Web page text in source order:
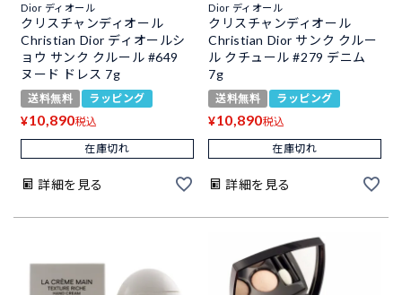
Dior ディオール
クリスチャンディオール
Christian Dior ディオールシ
ョウ サンク クルール #649
ヌード ドレス 7g
送料無料 ラッピング
¥10,890税込
在庫切れ
詳細を見る
Dior ディオール
クリスチャンディオール
Christian Dior サンク クルー
ル クチュール #279 デニム
7g
送料無料 ラッピング
¥10,890税込
在庫切れ
詳細を見る